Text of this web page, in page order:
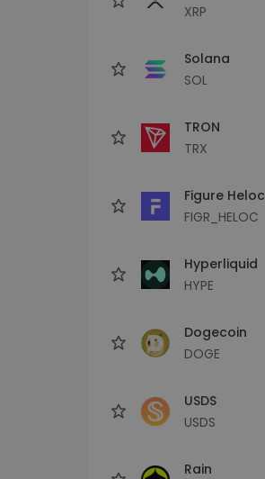
XRP
Solana
SOL
TRON
TRX
Figure Heloc
FIGR_HELOC
Hyperliquid
HYPE
Dogecoin
DOGE
USDS
USDS
Rain